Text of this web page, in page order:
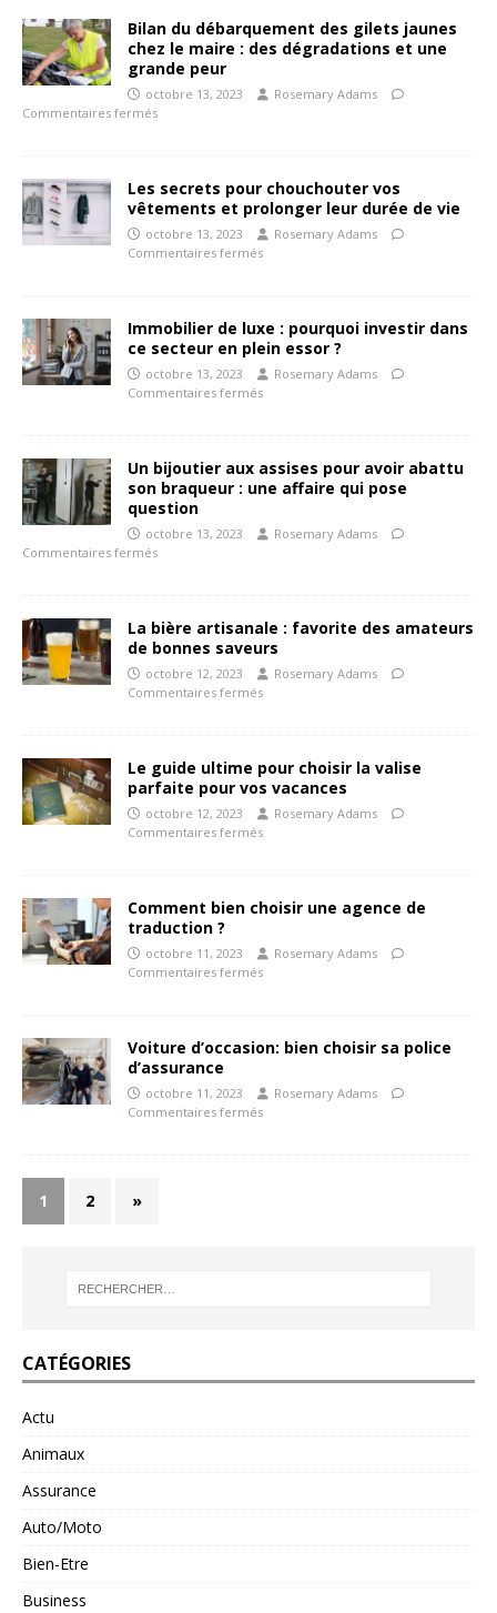
Bilan du débarquement des gilets jaunes
chez le maire : des dégradations et une
grande peur
octobre 13, 2023
Rosemary Adams
Commentaires fermés
Les secrets pour chouchouter vos
vêtements et prolonger leur durée de vie
octobre 13, 2023
Rosemary Adams
Commentaires fermés
Immobilier de luxe : pourquoi investir dans
ce secteur en plein essor ?
octobre 13, 2023
Rosemary Adams
Commentaires fermés
Un bijoutier aux assises pour avoir abattu
son braqueur : une affaire qui pose
question
octobre 13, 2023
Rosemary Adams
Commentaires fermés
La bière artisanale : favorite des amateurs
de bonnes saveurs
octobre 12, 2023
Rosemary Adams
Commentaires fermés
Le guide ultime pour choisir la valise
parfaite pour vos vacances
octobre 12, 2023
Rosemary Adams
Commentaires fermés
Comment bien choisir une agence de
traduction ?
octobre 11, 2023
Rosemary Adams
Commentaires fermés
Voiture d’occasion: bien choisir sa police
d’assurance
octobre 11, 2023
Rosemary Adams
Commentaires fermés
1 2 »
CATÉGORIES
Actu
Animaux
Assurance
Auto/Moto
Bien-Etre
Business